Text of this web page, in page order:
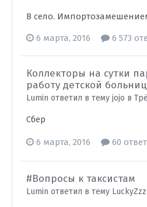
В село.
6 марта, 2016 6 573
Коллекторы на сутки
работу детской
Lumin ответил в тему jojo в
Сбер
6 марта, 2016 60
#Вопросы к таксистам
Lumin ответил в тему